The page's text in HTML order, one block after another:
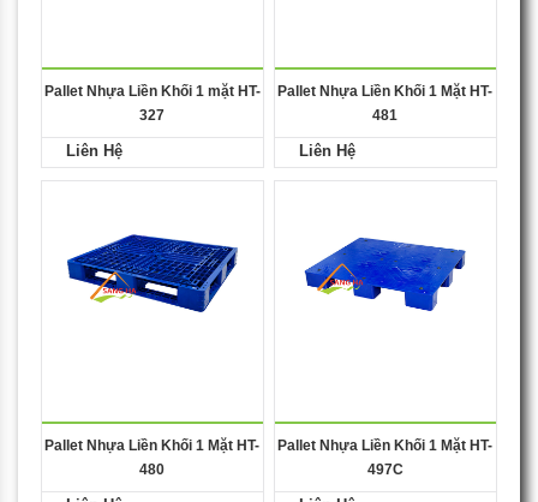
Pallet Nhựa Liền Khối 1 mặt HT-
327
Liên Hệ
Pallet Nhựa Liền Khối 1 Mặt HT-
481
Liên Hệ
Pallet Nhựa Liền Khối 1 Mặt HT-
480
Pallet Nhựa Liền Khối 1 Mặt HT-
497C